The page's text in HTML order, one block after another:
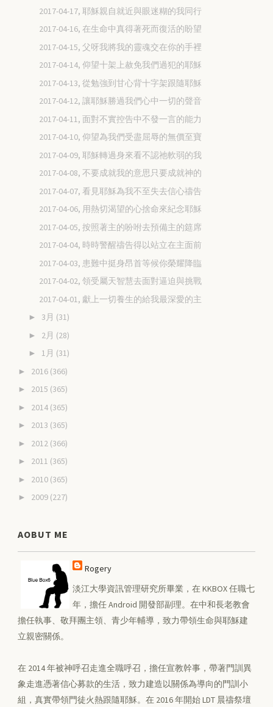
2017-04-17, 耶穌親自就近與眼迷糊的我同行
2017-04-16, 在生命中真得著死而復活的盼望
2017-04-15, 父呀我將我的靈魂交在你的手裡
2017-04-14, 仰望十架上赦免我們過犯的耶穌
2017-04-13, 從勉強到甘心背十字架跟隨耶穌
2017-04-12, 讓耶穌勝過我們心中一切的聲音
2017-04-11, 面對不實控告中不發一言的能力
2017-04-10, 仰望為我們受盡屈辱的無價至寶
2017-04-09, 耶穌轉過身來看不認祂軟弱的我
2017-04-08, 不要成就我的意思只要成就神的
2017-04-07, 看見耶穌為我不至失去信心禱告
2017-04-06, 用熱切渴望的心捨命來紀念耶穌
2017-04-05, 按照著主的吩咐去預備主的筵席
2017-04-04, 時時警醒禱告得以站立在主面前
2017-04-03, 患難中挺身昂首等候你榮耀降臨
2017-04-02, 領受屬天智慧去面對逼迫與挑戰
2017-04-01, 獻上一切養生的給我最深愛的主
► 3月 (31)
► 2月 (28)
► 1月 (31)
► 2016 (366)
► 2015 (365)
► 2014 (365)
► 2013 (365)
► 2012 (366)
► 2011 (365)
► 2010 (365)
► 2009 (227)
AOBUT ME
Rogery
淡江大學資訊管理研究所畢業，在 KKBOX 任職七
年，擔任 Android 開發部副理。在中和長老教會
擔任執事、敬拜團主領、青少年輔導，致力帶領生命與耶穌建
立親密關係。
在 2014 年被神呼召走進全職呼召，擔任宣教幹事，帶著門訓異
象走進憑著信心募款的生活，致力建造以關係為導向的門訓小
組，真實帶領門徒火熱跟隨耶穌。在 2016 年開始 LDT 晨禱祭壇